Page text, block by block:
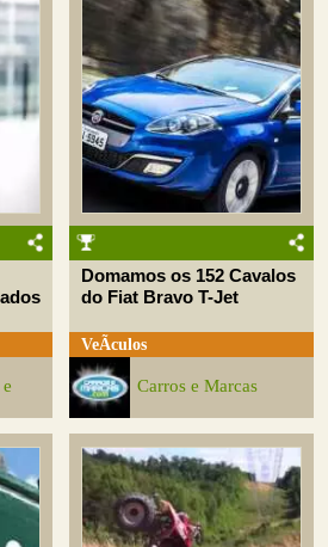
Domamos os 152 Cavalos
do Fiat Bravo T-Jet
VeÃ­culos
Carros e Marcas